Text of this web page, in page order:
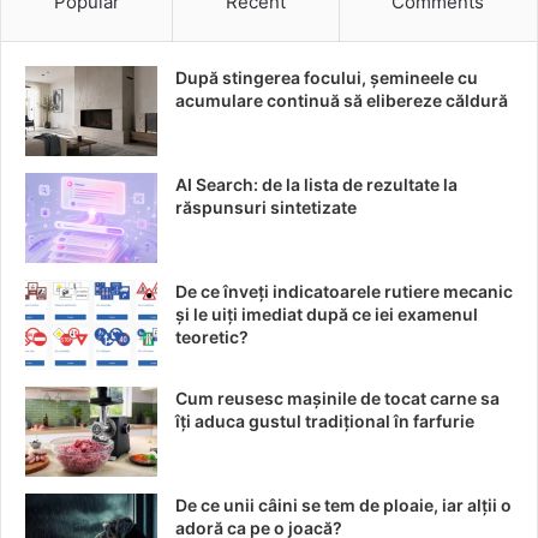
Hyundai, ca orice alt lider dintr-o industrie extrem de
pilonii principali ai strategiei sale de redresare. Deși
provocările trimestrelor recente nu pot fi neglijate,
perspectivismul companiei se bazează pe înțelegerea
profundă a pieței și pe capacitatea de a anticipa trendurile
viitoare.
Implicațiile pe termen lung asupra pieței sunt
semnificative. Tranziția către vehicule electrice și eco-
sustenabile nu doar că va redefini imaginea Hyundai, dar
va modela și viitorul mobilității în întreaga lume. Printr-o
abordare proactivă și o determinare de fier, Hyundai este
pregătită să navigheze printre obstacolele imediate și să
își reconsolideze poziția de lider tehnologic inovator.
Acest scenariu complex servește drept exemplu elocvent
După stingerea focului, șemineele cu
acumulare continuă să elibereze căldură
AI Search: de la lista de rezultate la
răspunsuri sintetizate
De ce înveți indicatoarele rutiere mecanic
și le uiți imediat după ce iei examenul
teoretic?
Cum reusesc mașinile de tocat carne sa
îți aduca gustul tradițional în farfurie
De ce unii câini se tem de ploaie, iar alții o
adoră ca pe o joacă?